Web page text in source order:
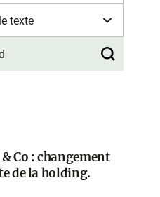
Co : changement
de la holding.